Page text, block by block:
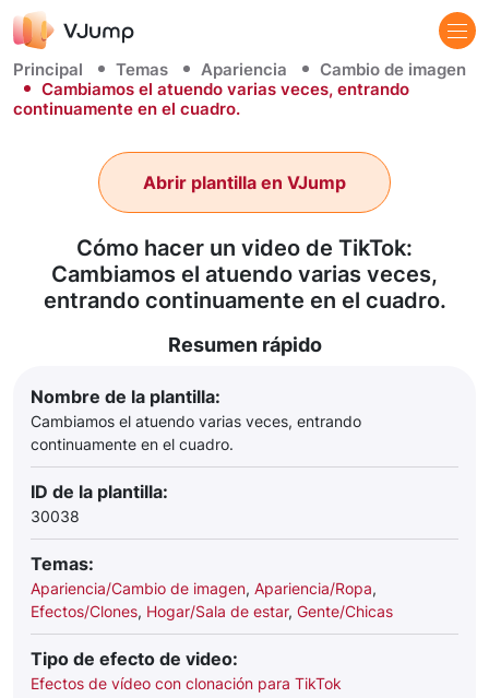
Principal Temas Apariencia
Cambio de imagen
Cambiamos el atuendo varias veces, entrando
continuamente en el cuadro.
Cómo hacer un video de TikTok:
Cambiamos el atuendo varias veces,
entrando continuamente en el cuadro.
Abrir plantilla en VJump
Resumen rápido
Nombre de la plantilla:
Cambiamos el atuendo varias veces, entrando
continuamente en el cuadro.
ID de la plantilla:
30038
Temas:
Apariencia/Cambio de imagen, Apariencia/Ropa,
Efectos/Clones, Hogar/Sala de estar, Gente/Chicas
Tipo de efecto de video:
Efectos de vídeo con clonación para TikTok